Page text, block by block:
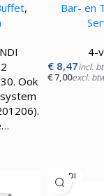
,
Ook
Bar- en
4-
€ 8,47incl.
€ 7,00excl.
HENDI